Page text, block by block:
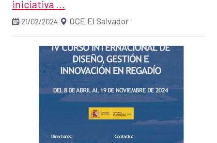
iniciativa ...
21/02/2024 OCE El Salvador